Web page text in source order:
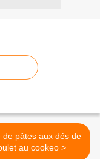
de pâtes aux dés de
poulet au cookeo >